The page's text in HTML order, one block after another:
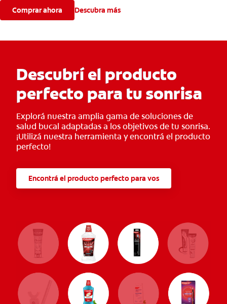
Comprar ahora Descubra más
Descubrí el producto
perfecto para tu sonrisa
Explorá nuestra amplia gama de soluciones de
salud bucal adaptadas a los objetivos de tu sonrisa.
¡Utilizá nuestra herramienta y encontrá el producto
perfecto!
Encontrá el producto perfecto para vos